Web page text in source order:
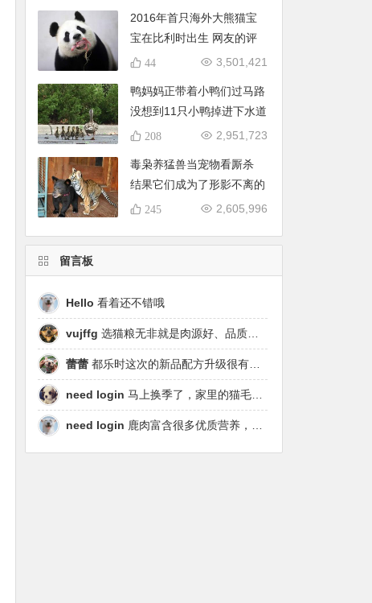
2016年首只海外大熊猫宝
宝在比利时出生 网友的评
论亮了
3,501,421
44
鸭妈妈正带着小鸭们过马路
没想到11只小鸭掉进下水道
2,951,723
208
毒枭养猛兽当宠物看厮杀
结果它们成为了形影不离的
好朋友
2,605,996
245
留言板
Hello 看着还不错哦
vujffg 选猫粮无非就是肉源好、品质好、工艺好，都乐时磷虾鹿肉烘焙粮真的可以闭眼冲了！
蕾蕾 都乐时这次的新品配方升级很有针对性，从原料溯源到营养配比都踩中了当下高端市场的需求点，期待后续的区域代理政策。
need login 马上换季了，家里的猫毛又要多起来了……太需要像都乐时这种28天就能改善毛发的产品！
need login 鹿肉富含很多优质营养，磷虾油对毛发改善也很明显，都乐时太懂铲屎官想要什么了